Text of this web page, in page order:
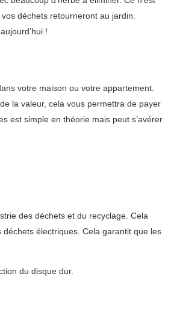
déchets retourneront au jardin.
!
votre maison ou votre appartement.
la valeur, cela vous permettra de payer
est simple en théorie mais peut s’avérer
des déchets et du recyclage. Cela
électriques. Cela garantit que les
du disque dur.